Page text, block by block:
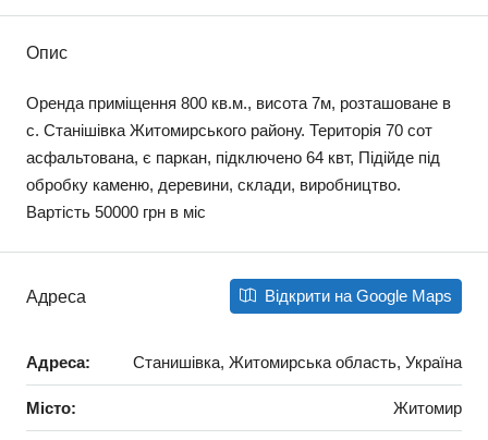
Опис
Оренда приміщення 800 кв.м., висота 7м, розташоване в
с. Станішівка Житомирського району. Територія 70 сот
асфальтована, є паркан, підключено 64 квт, Підійде під
обробку каменю, деревини, склади, виробництво.
Вартість 50000 грн в міс
Адреса Відкрити на Google Maps
Адреса: Станишівка, Житомирська область, Україна
Місто: Житомир